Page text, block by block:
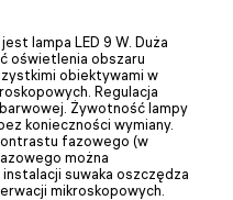
lampa LED 9 W. Duża
oświetlenia obszaru
obiektywami w
Regulacja
Żywotność lampy
konieczności wymiany.
fazowego (w
można
suwaka oszczędza
mikroskopowych.